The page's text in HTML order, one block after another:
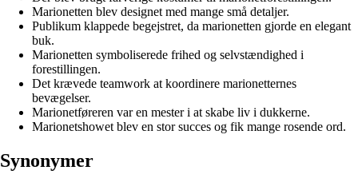
Marionetten blev designet med mange små detaljer.
Publikum klappede begejstret, da marionetten gjorde en elegant
buk.
Marionetten symboliserede frihed og selvstændighed i
forestillingen.
Det krævede teamwork at koordinere marionetternes
bevægelser.
Marionetføreren var en mester i at skabe liv i dukkerne.
Marionetshowet blev en stor succes og fik mange rosende ord.
Synonymer